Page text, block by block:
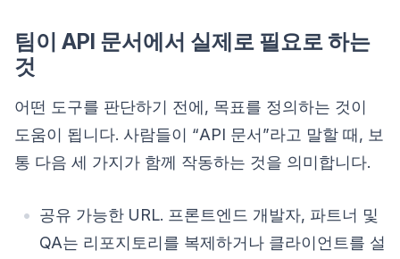
팀이 API 문서에서 실제로 필요로 하는
것
어떤 도구를 판단하기 전에, 목표를 정의하는 것이
도움이 됩니다. 사람들이 “API 문서”라고 말할 때, 보
통 다음 세 가지가 함께 작동하는 것을 의미합니다.
공유 가능한 URL. 프론트엔드 개발자, 파트너 및
QA는 리포지토리를 복제하거나 클라이언트를 설